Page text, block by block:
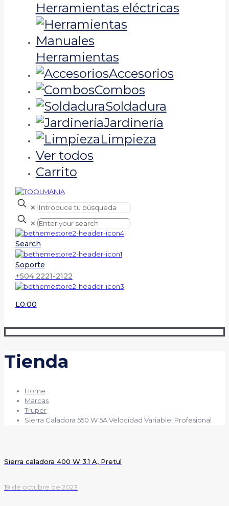
Herramientas eléctricas
Herramientas
Accesorios
Combos
Soldadura
Jardinería
Limpieza
Ver todos
Carrito
✕
✕
Search
Soporte
+504 2221-2122
L0.00
Tienda
Home
Marcas
Truper
Sierra Caladora 550 W 5A Velocidad Variable, Profesional
Sierra caladora 400 W 3.1 A, Pretul
19 de octubre de 2023